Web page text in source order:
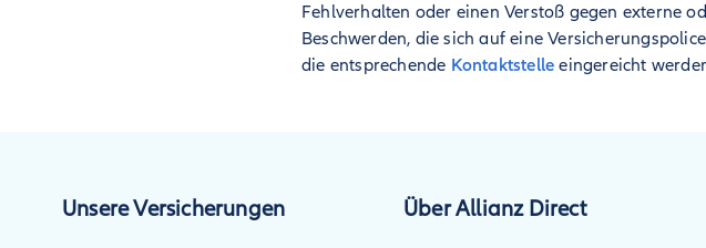
Fehlverhalten oder einen Verstoß gegen externe
Beschwerden, die sich auf eine
die entsprechende Kontaktstelle eingereicht
Unsere Versicherungen Über Allianz Direct